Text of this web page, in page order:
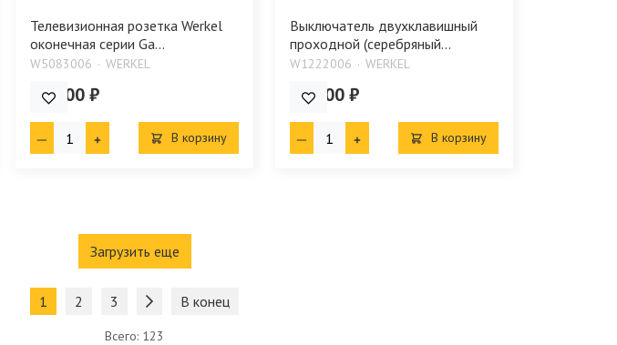
Телевизионная розетка Werkel
оконечная серии Ga...
W5083006 WERKEL
536.00 ₽
В корзину
Выключатель двухклавишный
проходной (серебряный...
W1222006 WERKEL
392.00 ₽
В корзину
Загрузить еще
1 2 3 В конец
Всего: 123